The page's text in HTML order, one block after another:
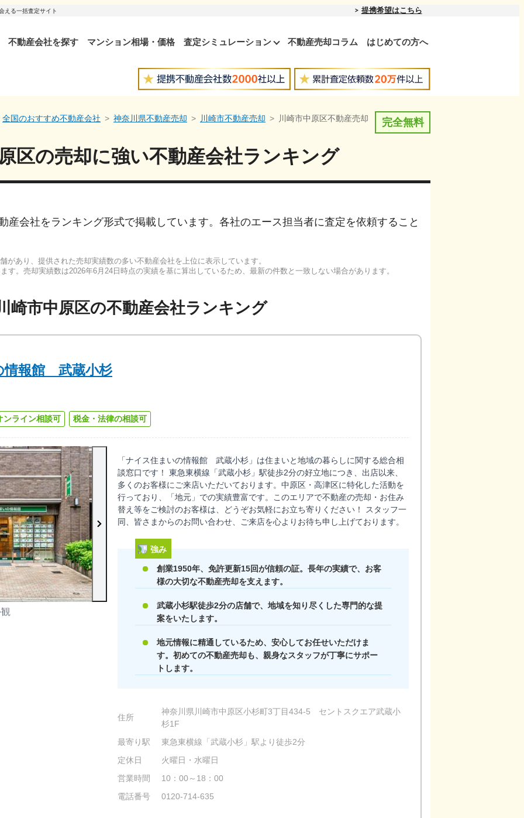
える一括査定サイト 提携希望はこちら
不動産会社を探す マンション相場・価格 査定シミュレーション 不動産売却コラム はじめての方へ
全国のおすすめ不動産会社 神奈川県不動産売却 川崎市不動産売却 川崎市中原区不動産売却 完全無料
区の売却に強い不動産会社ランキング
産会社をランキング形式で掲載しています。各社のエース担当者に査定を依頼すること
があり、提供された売却実績数の多い不動産会社を上位に表示しています。
す。売却実績数は2026年6月24日 時点の実績を基に算出しているため、最新の件数と一致しない場合があります。
崎市中原区の不動産会社ランキング
情報館 武蔵小杉
ンライン相談可 税金・法律の相談可
店内の様子
「ナイス住まいの情報館 武蔵小杉」は住まいと地域の暮らしに関する総合相
談窓口です！ 東急東横線「武蔵小杉」駅徒歩2分の好立地につき、出店以来、
多くのお客様にご来店いただいております。中原区・高津区に特化した活動を
行っており、「地元」での実績豊富です。このエリアで不動産の売却・お住み
替え等をご検討のお客様は、どうぞお気軽にお立ち寄りください！ スタッフ一
同、皆さまからのお問い合わせ、ご来店を心よりお待ち申し上げております。
強み
創業1950年、免許更新15回が信頼の証。長年の実績で、お客
様の大切な不動産売却を支えます。
武蔵小杉駅徒歩2分の店舗で、地域を知り尽くした専門的な提
案をいたします。
地元情報に精通しているため、安心してお任せいただけま
す。初めての不動産売却も、親身なスタッフが丁寧にサポー
トします。
住所
神奈川県川崎市中原区小杉町3丁目434-5 セントスクエア武蔵小
杉1F
最寄り駅
東急東横線「武蔵小杉」駅より徒歩2分
定休日
火曜日・水曜日
営業時間
10：00～18：00
電話番号
0120-714-635